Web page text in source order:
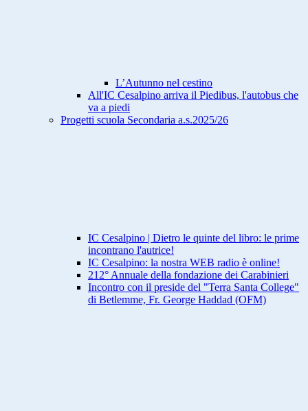
L’Autunno nel cestino
All'IC Cesalpino arriva il Piedibus, l'autobus che
va a piedi
Progetti scuola Secondaria a.s.2025/26
IC Cesalpino | Dietro le quinte del libro: le prime
incontrano l'autrice!
IC Cesalpino: la nostra WEB radio è online!
212° Annuale della fondazione dei Carabinieri
Incontro con il preside del "Terra Santa College"
di Betlemme, Fr. George Haddad (OFM)